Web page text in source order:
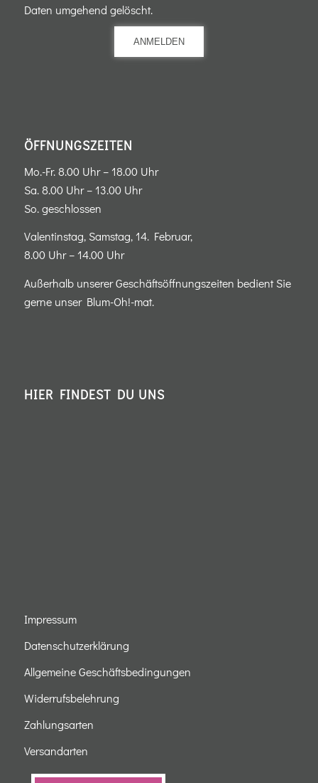
Daten umgehend gelöscht.
ANMELDEN
ÖFFNUNGSZEITEN
Mo.-Fr. 8.00 Uhr – 18.00 Uhr
Sa. 8.00 Uhr – 13.00 Uhr
So. geschlossen
Valentinstag, Samstag, 14. Februar,
8.00 Uhr – 14.00 Uhr
Außerhalb unserer Geschäftsöffnungszeiten bedient Sie
gerne unser Blum-Oh!-mat.
HIER FINDEST DU UNS
Impressum
Datenschutzerklärung
Allgemeine Geschäftsbedingungen
Widerrufsbelehrung
Zahlungsarten
Versandarten